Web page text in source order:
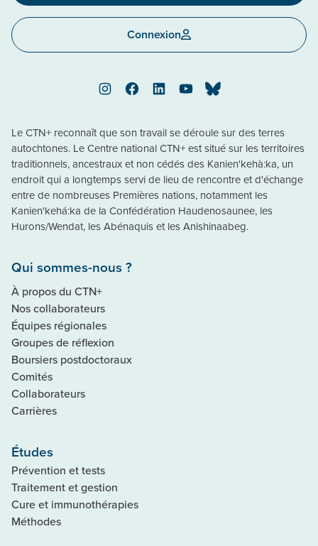
Connexion
InstagramFacebookLinkedInYouTubeBluesky
Le CTN+ reconnaît que son travail se déroule sur des terres
autochtones. Le Centre national CTN+ est situé sur les territoires
traditionnels, ancestraux et non cédés des Kanien'kehà:ka, un
endroit qui a longtemps servi de lieu de rencontre et d'échange
entre de nombreuses Premières nations, notamment les
Kanien'kehá:ka de la Confédération Haudenosaunee, les
Hurons/Wendat, les Abénaquis et les Anishinaabeg.
Qui sommes-nous ?
À propos du CTN+
Nos collaborateurs
Équipes régionales
Groupes de réflexion
Boursiers postdoctoraux
Comités
Collaborateurs
Carrières
Études
Prévention et tests
Traitement et gestion
Cure et immunothérapies
Méthodes